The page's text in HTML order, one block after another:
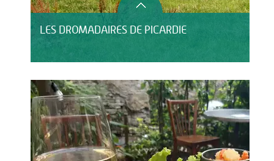
LES DROMADAIRES DE PICARDIE